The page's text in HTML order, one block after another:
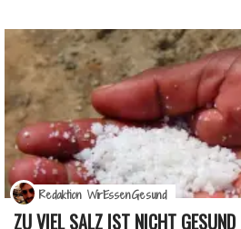
ZU VIEL SALZ IST NICHT GESUND
Redaktion WirEssenGesund